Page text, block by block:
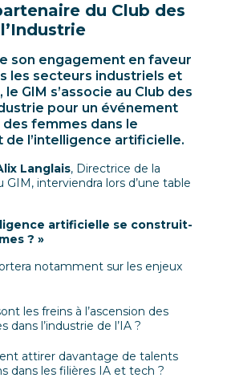
du Club des
son engagement en faveur
les secteurs industriels et
GIM s’associe au Club des
pour un événement
femmes dans le
l’intelligence artificielle.
Langlais, Directrice de la
interviendra lors d’une table
artificielle se construit-
? »
notamment sur les enjeux
les freins à l’ascension des
dans l’industrie de l’IA ?
attirer davantage de talents
dans les filières IA et tech ?